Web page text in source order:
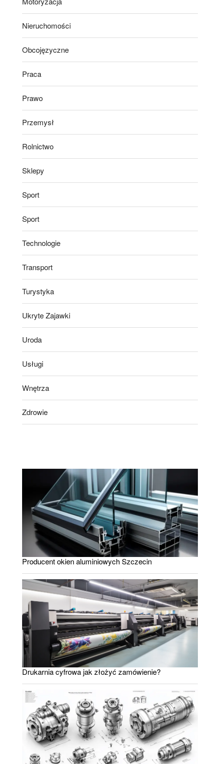
Nieruchomości
Obcojęzyczne
Praca
Prawo
Przemysł
Rolnictwo
Sklepy
Sport
Sport
Technologie
Transport
Turystyka
Ukryte Zajawki
Uroda
Usługi
Wnętrza
Zdrowie
Producent okien aluminiowych Szczecin
Drukarnia cyfrowa jak złożyć zamówienie?